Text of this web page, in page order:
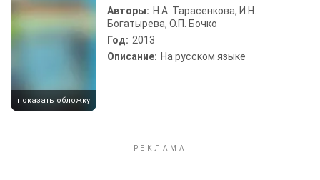
показать обложку
Авторы: Н.А. Тарасенкова, И.Н.
Богатырева, О.П. Бочко
Год: 2013
Описание: На русском языке